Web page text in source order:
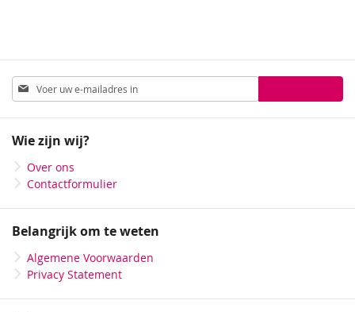
Abonneer
u
op
nieuwsbrief
Wie zijn wij?
Over ons
Contactformulier
Belangrijk om te weten
Algemene Voorwaarden
Privacy Statement